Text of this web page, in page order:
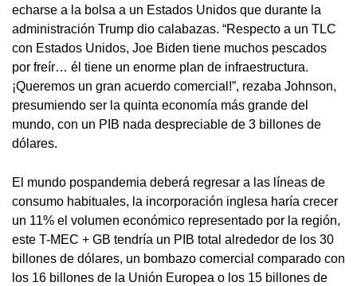
echarse a la bolsa a un Estados Unidos que durante la
administración Trump dio calabazas. “Respecto a un TLC
con Estados Unidos, Joe Biden tiene muchos pescados
por freír… él tiene un enorme plan de infraestructura.
¡Queremos un gran acuerdo comercial!”, rezaba Johnson,
presumiendo ser la quinta economía más grande del
mundo, con un PIB nada despreciable de 3 billones de
dólares.
El mundo pospandemia deberá regresar a las líneas de
consumo habituales, la incorporación inglesa haría crecer
un 11% el volumen económico representado por la región,
este T-MEC + GB tendría un PIB total alrededor de los 30
billones de dólares, un bombazo comercial comparado con
los 16 billones de la Unión Europea o los 15 billones de